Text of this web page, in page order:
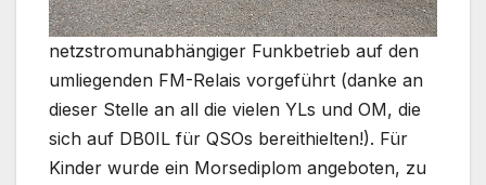
netzstromunabhängiger Funkbetrieb auf den
umliegenden FM-Relais vorgeführt (danke an
dieser Stelle an all die vielen YLs und OM, die
sich auf DB0IL für QSOs bereithielten!). Für
Kinder wurde ein Morsediplom angeboten, zu